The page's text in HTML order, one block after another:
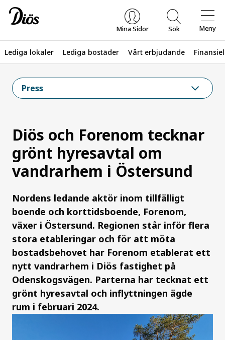
Mina Sidor Sök Meny
Lediga lokaler Lediga bostäder Vårt erbjudande
Press
Diös och Forenom tecknar
grönt hyresavtal om
vandrarhem i Östersund
Nordens ledande aktör inom tillfälligt
boende och korttidsboende, Forenom,
växer i Östersund. Regionen står inför flera
stora etableringar och för att möta
bostadsbehovet har Forenom etablerat ett
nytt vandrarhem i Diös fastighet på
Odenskogsvägen. Parterna har tecknat ett
grönt hyresavtal och inflyttningen ägde
rum i februari 2024.